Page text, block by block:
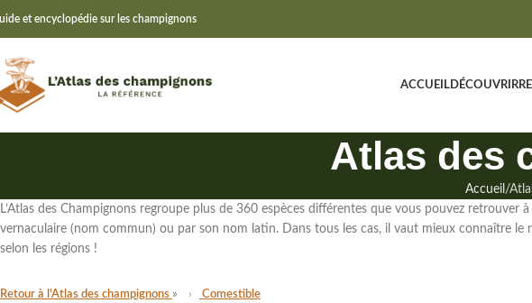
et encyclopédie sur les champignons
ACCUEIL DÉCOUVRIR
Atlas des
Accueil
L’Atlas des Champignons regroupe plus de 360 espèces différentes que vous pouvez retrouver à
vernaculaire (nom commun) ou par son nom latin. Dans tous les cas, il vaut mieux connaître le
selon les régions !
Retour à l'Atlas des champignons Comestible